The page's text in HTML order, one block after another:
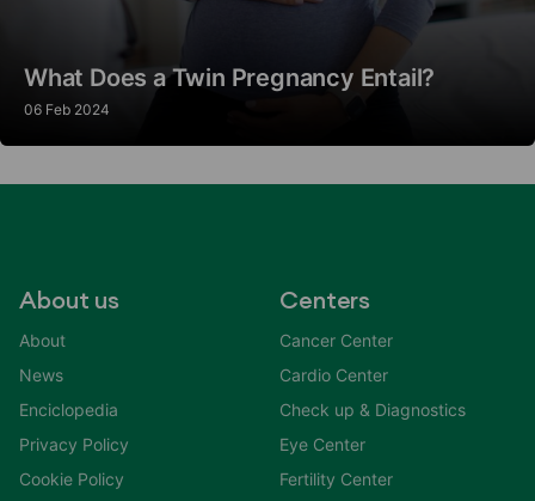
What Does a Twin Pregnancy Entail?
06 Feb 2024
About us
About
News
Enciclopedia
Privacy Policy
Cookie Policy
Centers
Cancer Center
Cardio Center
Check up & Diagnostics
Eye Center
Fertility Center